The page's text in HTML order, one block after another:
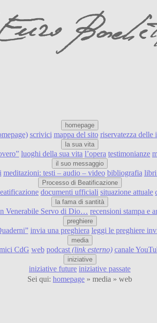
homepage
scrivici mappa del sito riservatezza
la sua vita
luoghi della sua vita l’opera testimonianze
il suo messaggio
meditazioni: testi – audio – video bibliografia libri
Processo di Beatificazione
documenti ufficiali situazione attuale
la fama di santità
Venerabile Servo di Dio… recensioni stampa e
preghiere
invia una preghiera leggi le preghiere
media
CdG web podcast (link esterno) canale
iniziative
iniziative future iniziative passate
Sei qui: homepage » media » web